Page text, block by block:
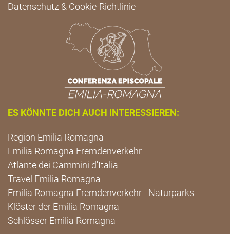
Datenschutz & Cookie-Richtlinie
ES KÖNNTE DICH AUCH INTERESSIEREN:
Region Emilia Romagna
Emilia Romagna Fremdenverkehr
Atlante dei Cammini d'Italia
Travel Emilia Romagna
Emilia Romagna Fremdenverkehr - Naturparks
Klöster der Emilia Romagna
Schlösser Emilia Romagna